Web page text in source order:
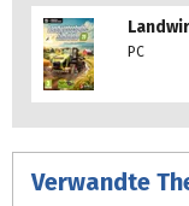
PC
Verwandte